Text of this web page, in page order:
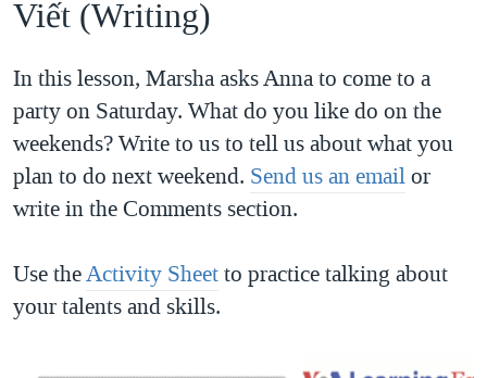
Viết (Writing)
In this lesson, Marsha asks Anna to come to a
party on Saturday. What do you like do on the
weekends? Write to us to tell us about what you
plan to do next weekend. Send us an emailor
write in the Comments section.
Use theActivity Sheetto practice talking about
your talents and skills.